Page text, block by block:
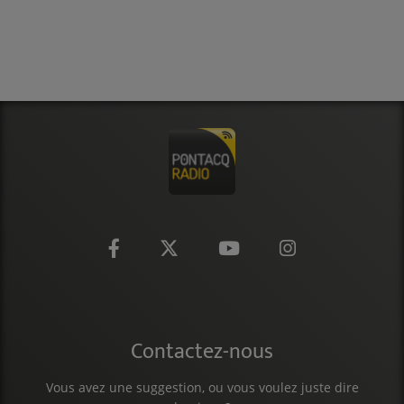
Contactez-nous
Vous avez une suggestion, ou vous voulez juste dire